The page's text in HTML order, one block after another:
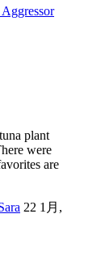
plant
were
are
22 1月,